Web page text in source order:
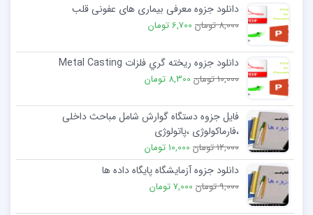
دانلود جزوه معرفی بیماری های عفونی قلب
8,000 تومان 6,700 تومان
دانلود جزوه ریخته گري فلزات Metal Casting
10,000 تومان 8,300 تومان
فایل جزوه دستگاه گوارش شامل مباحث داخلی
،فارماکولوژی ،پاتولوژی
12,000 تومان 10,000 تومان
دانلود جزوه آزمایشگاه پایگاه داده ها
9,000 تومان 7,000 تومان